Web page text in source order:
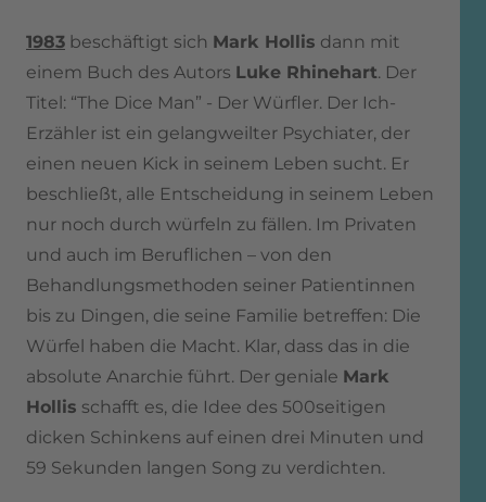
1983 beschäftigt sich Mark Hollis dann mit
einem Buch des Autors Luke Rhinehart. Der
Titel: “The Dice Man” - Der Würfler. Der Ich-
Erzähler ist ein gelangweilter Psychiater, der
einen neuen Kick in seinem Leben sucht. Er
beschließt, alle Entscheidung in seinem Leben
nur noch durch würfeln zu fällen. Im Privaten
und auch im Beruflichen – von den
Behandlungsmethoden seiner Patientinnen
bis zu Dingen, die seine Familie betreffen: Die
Würfel haben die Macht. Klar, dass das in die
absolute Anarchie führt. Der geniale Mark
Hollis schafft es, die Idee des 500seitigen
dicken Schinkens auf einen drei Minuten und
59 Sekunden langen Song zu verdichten.